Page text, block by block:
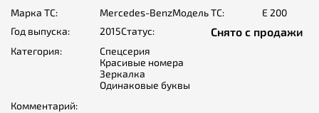
Марка ТС:
Mercedes-BenzМодель ТС:
E 200
Год выпуска:
2015Статус: Снято с продажи
Категория:
Спецсерия
Красивые номера
Зеркалка
Одинаковые буквы
Комментарий: